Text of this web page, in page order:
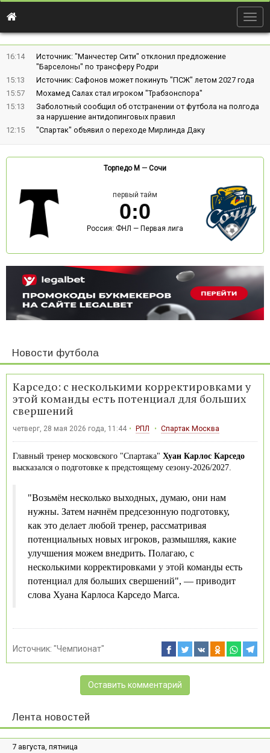
16:14
Источник: "Манчестер Сити" отклонил предложение
"Барселоны" по трансферу Родри
15:13
Источник: Сафонов может покинуть "ПСЖ" летом 2027 года
15:57
Мохамед Салах стал игроком "Трабзонспора"
15:13
Заболотный сообщил об отстранении от футбола на полгода
за нарушение антидопинговых правил
12:15
"Спартак" объявил о переходе Мирлинда Даку
Торпедо М — Сочи
первый тайм
0:0
Россия: ФНЛ — Первая лига
Новости футбола
Карседо: с несколькими корректировками у
этой команды есть потенциал для больших
свершений
четверг, 28 мая 2026 года, 11:44 РПЛ Спартак Москва
Главный тренер московского "Спартака" Хуан Карлос Карседо
высказался о подготовке к предстоящему сезону-2026/2027.
"Возьмём несколько выходных, думаю, они нам
нужны. Затем начнём предсезонную подготовку,
как это делает любой тренер, рассматривая
потенциальных новых игроков, размышляя, какие
улучшения можем внедрить. Полагаю, с
несколькими корректировками у этой команды есть
потенциал для больших свершений", — приводит
слова Хуана Карлоса Карседо Marca.
Источник: "Чемпионат"
Оставить комментарий
Лента новостей
7 августа, пятница